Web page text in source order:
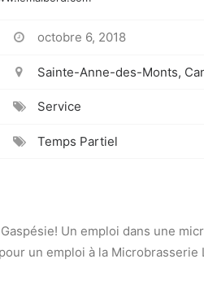
octobre 6, 2018
Sainte-Anne-des-Monts,
Service
Temps Partiel
Un emploi dans une
un emploi à la Microbrasserie